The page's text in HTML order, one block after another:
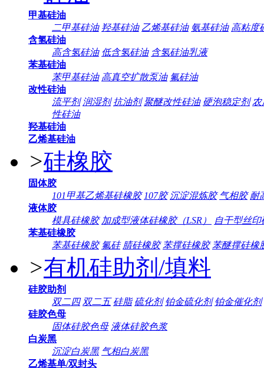
甲基硅油
二甲基硅油 羟基硅油 乙烯基硅油 氨基硅油 高粘度
含氢硅油
高含氢硅油 低含氢硅油 含氢硅油乳液
苯基硅油
苯甲基硅油 高真空扩散泵油 氟硅油
改性硅油
流平剂 润湿剂 抗油剂 聚醚改性硅油 硬泡稳定剂 农
性硅油
羟基硅油
乙烯基硅油
>硅橡胶
固体胶
101甲基乙烯基硅橡胶 107胶 沉淀混炼胶 气相胶 耐
液体胶
模具硅橡胶 加成型液体硅橡胶（LSR）
自干型丝印
苯基硅橡胶
苯基硅橡胶 氟硅 腈硅橡胶 苯撑硅橡胶 苯醚撑硅橡
>有机硅助剂/填料
硅胶助剂
双二四 双二五 硅脂 硫化剂 铂金硫化剂 铂金催化剂
硅胶色母
固体硅胶色母 液体硅胶色浆
白炭黑
沉淀白炭黑 气相白炭黑
乙烯基单/双封头